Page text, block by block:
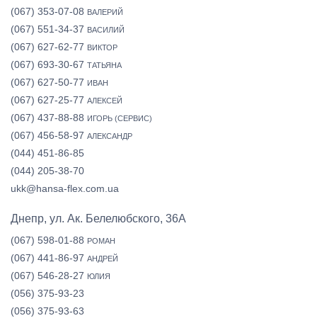
(067) 353-07-08 ВАЛЕРИЙ
(067) 551-34-37 ВАСИЛИЙ
(067) 627-62-77 ВИКТОР
(067) 693-30-67 ТАТЬЯНА
(067) 627-50-77 ИВАН
(067) 627-25-77 АЛЕКСЕЙ
(067) 437-88-88 ИГОРЬ (СЕРВИС)
(067) 456-58-97 АЛЕКСАНДР
(044) 451-86-85
(044) 205-38-70
ukk@hansa-flex.com.ua
Днепр, ул. Ак. Белелюбского, 36А
(067) 598-01-88 РОМАН
(067) 441-86-97 АНДРЕЙ
(067) 546-28-27 ЮЛИЯ
(056) 375-93-23
(056) 375-93-63